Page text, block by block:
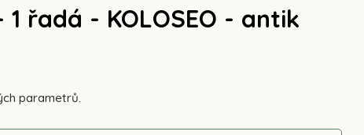
1 řadá - KOLOSEO - antik
parametrů.